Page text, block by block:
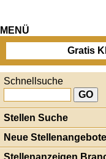
MENÜ
Gratis
Schnellsuche
Stellen Suche
Neue Stellenangebote
Stellenanzeigen